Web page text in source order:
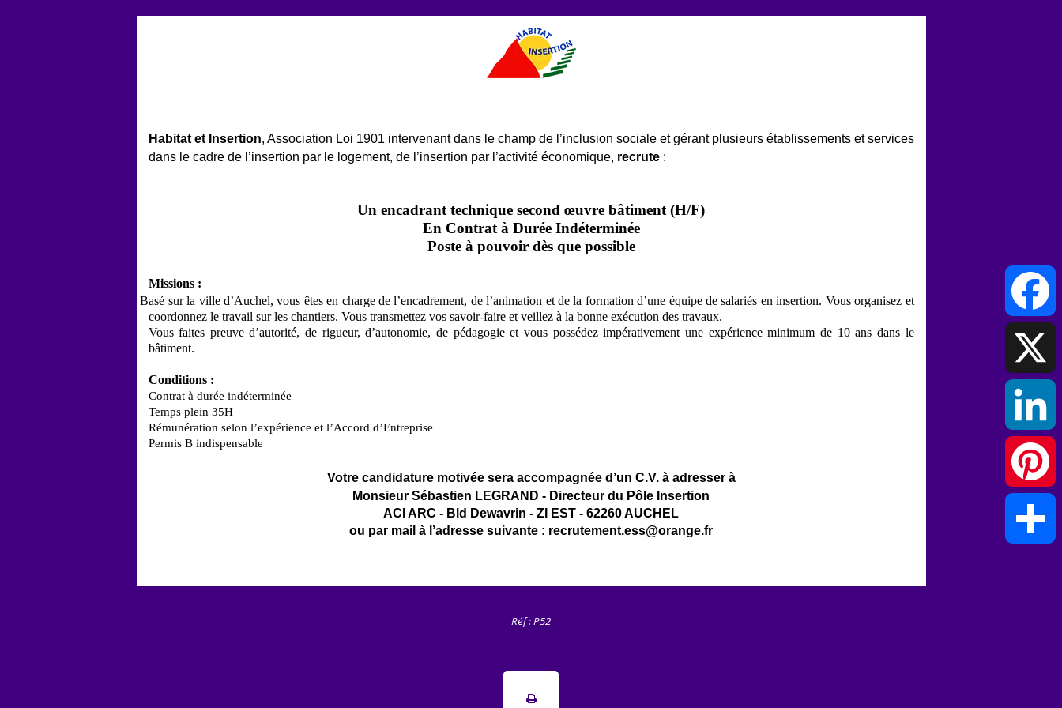
Habitat et Insertion, Association Loi 1901 intervenant dans le champ de l’inclusion sociale et gérant plusieurs établissements et services
dans le cadre de l’insertion par le logement, de l’insertion par l’activité économique, recrute :
Un encadrant technique second œuvre bâtiment (H/F)
En Contrat à Durée Indéterminée
Poste à pouvoir dès que possible
Missions :
Basé sur la ville d’Auchel, vous êtes en charge de l’encadrement, de l’animation et de la formation d’une équipe de salariés en insertion. Vous organisez et
coordonnez le travail sur les chantiers. Vous transmettez vos savoir-faire et veillez à la bonne exécution des travaux.
Vous faites preuve d’autorité, de rigueur, d’autonomie, de pédagogie et vous possédez impérativement une expérience minimum de 10 ans dans le
bâtiment.
Conditions:
Contrat à durée indéterminée
Temps plein 35H
Rémunération selon l’expérience et l’Accord d’Entreprise
Permis B indispensable
Votre candidature motivée sera accompagnée d’un C.V. à adresser à
Monsieur Sébastien LEGRAND - Directeur du Pôle Insertion
ACI ARC - Bld Dewavrin - ZI EST - 62260 AUCHEL
ou par mail à l’adresse suivante : recrutement.ess@orange.fr
Réf : P52
Facebook
X
LinkedIn